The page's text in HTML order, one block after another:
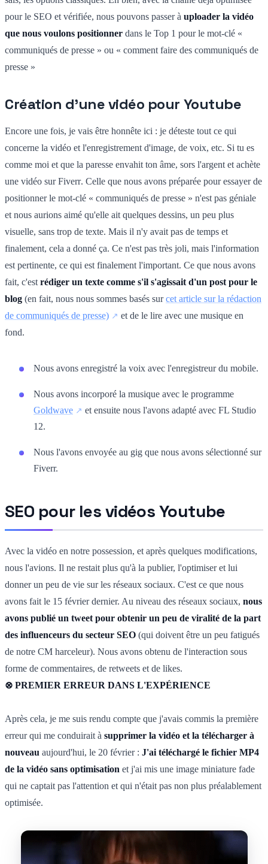
pour le SEO et vérifiée, nous pouvons passer à uploader la vidéo
que nous voulons positionner dans le Top 1 pour le mot-clé «
communiqués de presse » ou « comment faire des communiqués de
presse »
Création d'une vidéo pour Youtube
Encore une fois, je vais être honnête ici : je déteste tout ce qui
concerne la vidéo et l'enregistrement d'image, de voix, etc. Si tu es
comme moi et que la paresse envahit ton âme, sors l'argent et achète
une vidéo surFiverr. Celle que nous avons préparée pour essayer de
positionner le mot-clé « communiqués de presse » n'est pas géniale
et nous aurions aimé qu'elle ait quelques dessins, un peu plus
visuelle, sans trop de texte. Mais il n'y avait pas de temps et
finalement, cela a donné ça. Ce n'est pas très joli, mais l'information
est pertinente, ce qui est finalement l'important. Ce que nous avons
fait, c'est rédiger un texte comme s'il s'agissait d'un post pour le
blog (en fait, nous nous sommes basés surcet article sur la rédaction
de communiqués de presse)
et de le lire avec une musique en
fond.
Nous avons enregistré la voix avec l'enregistreur du mobile.
Nous avons incorporé la musique avec le programme
Goldwave
et ensuite nous l'avons adapté avec FL Studio
12.
Nous l'avons envoyée au gig que nous avons sélectionné sur
Fiverr.
SEO pour les vidéos Youtube
Avec la vidéo en notre possession, et après quelques modifications,
nous l'avions. Il ne restait plus qu'à la publier, l'optimiser et lui
donner un peu de vie sur les réseaux sociaux. C'est ce que nous
avons fait le 15 février dernier. Au niveau des réseaux sociaux, nous
avons publié un tweet pour obtenir un peu de viralité de la part
des influenceurs du secteur SEO (qui doivent être un peu fatigués
de notre CM harceleur). Nous avons obtenu de l'interaction sous
forme de commentaires, de retweets et de likes.
⊗ PREMIER ERREUR DANS L'EXPÉRIENCE
Après cela, je me suis rendu compte que j'avais commis la première
erreur qui me conduirait à supprimer la vidéo et la télécharger à
nouveau aujourd'hui, le 20 février : J'ai téléchargé le fichier MP4
de la vidéo sans optimisation et j'ai mis une image miniature fade
qui ne captait pas l'attention et qui n'était pas non plus préalablement
optimisée.